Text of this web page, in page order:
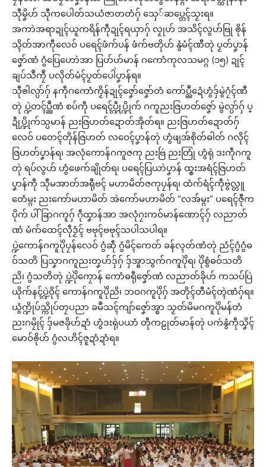
သီုမၞိဟ် သီုကပေါတ်သယံဇာတတံဂှ် သှေ်ဆပ္တေၚ်သၟးရ။
အကာဲအရာဍုၚ်ယူကရိန်ကဵုဍုၚ်ရယှာဂှ် လၟုဟ် အသိၚ်လွဟ်ဗြု ၜိုန်
သ္ၚိတ်အာကီုလေဝ် ပရေၚ်ဖံက်ပန် ဖံက်ဗတိုဟ် နွံမံၚ်ဏီတုဲ ပၟတ်ပၞာန်
ဇၞော်ဏံ ဂွံပြေဟောဲအာ ပြဟ်ဟ်မာန် ဂကောံကုလသမဂ္ဂ (၁၅) ဍုၚ်
ချပ်သဳကၠဳ ပလိုတ်မံၚ်ပၟတ်ပေါဲပၞာန်ရ။
သီုၜါလ္ပာ်ဂှ် နကဵုဂကောံကၟိန်ဍုၚ်ဇၞော်ဇၞော်တံ ကော်ပ္ညဳဍေံဟွံဒှ်မွဲဂၠံၚ်ဏီ
တုဲ ပ္ဍဲတၚ်ပ္ညဳဏံ စပ်ကဵု ပရေၚ်ပ္ဍဵုပ္ဍိုက် ဂကူညးဇြဟတ်ဇၞော် မွဲလ္ပာ်ဂှ် ပ္
ဍဵုပ္ဍိုက်သ္ပမာန် ညးဇြဟတ်ဍောတ်အိုတ်ရ။ ညးဇြဟတ်ဍောတ်ဂှ်
လေဝ် ပတေၚ်တိုန်ဇြဟတ် လဝေၚ်ပၞာန်တုဲ ဟွံဖျအ်စိုတ်ဓါတ် ဂလိုၚ်
ဇြဟတ်ပၞာန်ရ၊ အလုံကောန်ဂကူဇကု ညးဗြဴ ညးတြုံ ဟွံရုဲ ဒးကဵုဂကူ
တုဲ ရပ်လွဟ် ဟွံဖေက်ချိုတ်ရ၊ ပရေၚ်ပြယာဲပၞာန် ထ္ၜးအရံၚ်ဇြဟတ်
ပၞာန်ကီု သီုမအာတ်အရီုဗၚ် မဟာမိတ်ဇကုပၠန်ရ၊ ထံက်ရံၚ်ကဵုဗွဲလ္တူ
တေံမ္ဂး ညးကော်မဟာမိတ် အဲကော်မဟာမိတ် “လအ်မ္ဂး” ပရေၚ်ဇီုက
ပိုက် ပါ်ခြာဂကူဂှ် ဂဵုထၞာန်အာ အလုံဂၠးကဝ်မာန်ဏောၚ်ဂှ် လညာတ်
ဏံ မံက်ထေၚ်လဵုဒၟံၚ် ဗဗုၚ်ဗဗုၚ်သပါသပါရ။
ပ္ဍဲကောန်ဂကူပိုဲပၠန်လေဝ် ဂွံဆဵု ဂွံမိၚ်ကေတ် ခန်လ္ၚတ်ဏံတုဲ ညံၚ်ဂွံဂွံဓ
ဝ်သတိ ပြသၞာဂကူညးတၞဟ်ဒှ်ဂှ် ဒှ်အ္စာသွက်ဂကူပိုဲရ၊ ပိုဲစွံဓဝ်သတိ
ညိ၊ ဂွံသတိတုဲ ပ္ဍဲပိုဲကၠောန် ကောံဓရီုဇၞော်ဏံ လညာတ်ခိုဟ် ကသပ်ပြဲ
ယိုက်နၚ်ပ္ဍဲဝိုၚ် ကောန်ဂကူပိုဲညိ၊ ဘဝဂကူပိုဲဂှ် အတိုၚ်တီမံၚ်တ္ၚဲဏံဂှ်ရ။
ယွံက္ဍိုပ်သ္ကိုပ်တၠပညာ ခမဳသၚ်ကျာ်ဇၞော်အ္စာ သၟတ်မိမဂကူပိုဲမန်တံ
ညးဂမၠိုၚ် ဒှ်မဇခိုဟ်ဍာံ ဟွံဒးရုဲပယာံ တဵုကဠုတ်မာန်တုဲ ပကဴနွံကဵုသၞိၚ်
မောဝ်ၜိုဟ် ဂွံလဟိၚ်ဇူဍာံဍာံရ။